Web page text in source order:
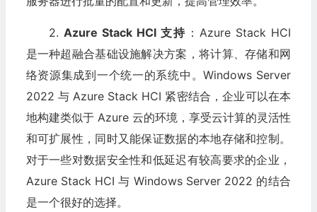
2. Azure Stack HCI 支持 ：Azure Stack HCI
是一种超融合基础设施解决方案，将计算、存储和网
络资源集成到一个统一的系统中。Windows Server
2022 与 Azure Stack HCI 紧密结合，企业可以在本
地构建类似于 Azure 云的环境，享受云计算的灵活性
和可扩展性，同时又能保证数据的本地存储和控制。
对于一些对数据安全性和低延迟有较高要求的企业，
Azure Stack HCI 与 Windows Server 2022 的结合
是一个很好的选择。